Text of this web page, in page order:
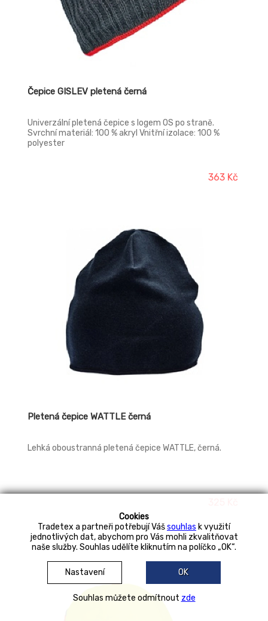
Cookies
Tradetex a partneři potřebují Vášsouhlas k využití
jednotlivých dat, abychom pro Vás mohli zkvalitňovat
naše služby. Souhlas udělíte kliknutím na políčko „OK“.
Nastavení OK
Souhlas můžete odmítnout zde
Čepice GISLEV pletená černá
Univerzální pletená čepice s logem OS po straně.
Svrchní materiál: 100 % akryl Vnitřní izolace: 100 %
polyester
363 Kč
Pletená čepice WATTLE černá
Lehká oboustranná pletená čepice WATTLE, černá.